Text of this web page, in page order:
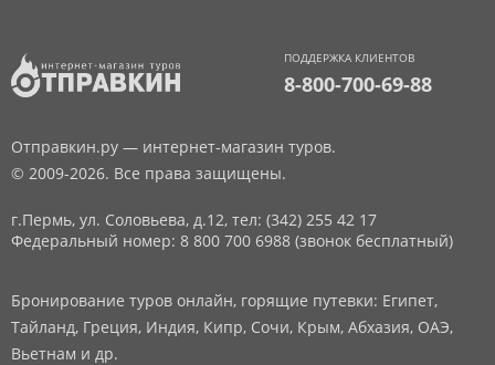
ПОДДЕРЖКА КЛИЕНТОВ
8-800-700-69-88
Отправкин.ру — интернет-магазин туров.
© 2009-2026. Все права защищены.
г.Пермь, ул. Соловьева, д.12, тел: (342) 255 42 17
Федеральный номер: 8 800 700 6988 (звонок бесплатный)
Бронирование туров онлайн, горящие путевки: Египет,
Тайланд, Греция, Индия, Кипр, Сочи, Крым, Абхазия, ОАЭ,
Вьетнам и др.